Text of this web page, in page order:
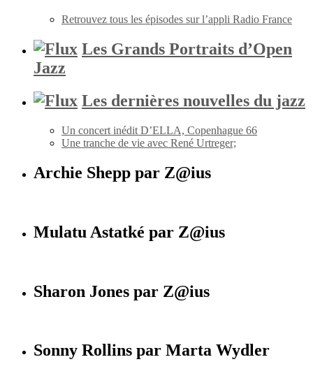
Retrouvez tous les épisodes sur l’appli Radio France
Les Grands Portraits d’Open
Jazz
Les dernières nouvelles du jazz
Un concert inédit D’ELLA, Copenhague 66
Une tranche de vie avec René Urtreger;
Archie Shepp par Z@ius
Mulatu Astatké par Z@ius
Sharon Jones par Z@ius
Sonny Rollins par Marta Wydler